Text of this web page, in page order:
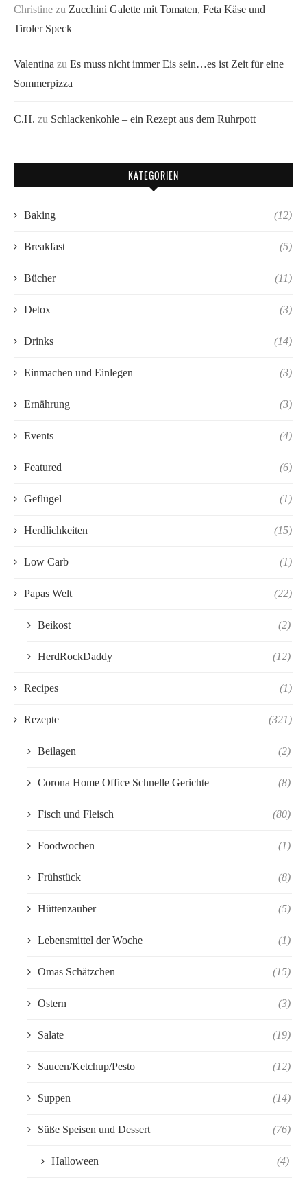
Christine zu Zucchini Galette mit Tomaten, Feta Käse und
Tiroler Speck
Valentina zu Es muss nicht immer Eis sein…es ist Zeit für eine
Sommerpizza
C.H. zu Schlackenkohle – ein Rezept aus dem Ruhrpott
KATEGORIEN
Baking (12)
Breakfast (5)
Bücher (11)
Detox (3)
Drinks (14)
Einmachen und Einlegen (3)
Ernährung (3)
Events (4)
Featured (6)
Geflügel (1)
Herdlichkeiten (15)
Low Carb (1)
Papas Welt (22)
Beikost (2)
HerdRockDaddy (12)
Recipes (1)
Rezepte (321)
Beilagen (2)
Corona Home Office Schnelle Gerichte (8)
Fisch und Fleisch (80)
Foodwochen (1)
Frühstück (8)
Hüttenzauber (5)
Lebensmittel der Woche (1)
Omas Schätzchen (15)
Ostern (3)
Salate (19)
Saucen/Ketchup/Pesto (12)
Suppen (14)
Süße Speisen und Dessert (76)
Halloween (4)